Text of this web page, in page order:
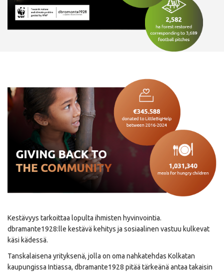
Kestävyys tarkoittaa lopulta ihmisten hyvinvointia.
dbramante1928:lle kestävä kehitys ja sosiaalinen vastuu kulkevat
käsi kädessä.
Tanskalaisena yrityksenä, jolla on oma nahkatehdas Kolkatan
kaupungissa Intiassa, dbramante1928 pitää tärkeänä antaa takaisin